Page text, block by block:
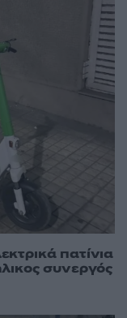
πατίνια
συνεργός